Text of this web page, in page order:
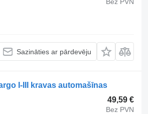
Sazināties ar pārdevēju
I-III kravas automašīnas
49,59 €
Bez PVN